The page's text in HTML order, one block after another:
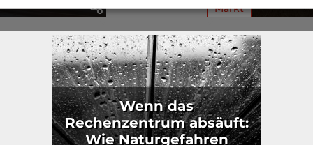
Markt
Wenn das
Rechenzentrum absäuft:
Wie Naturgefahren